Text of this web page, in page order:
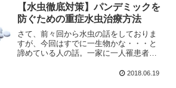
【水虫徹底対策】パンデミックを
防ぐための重症水虫治療方法
さて、前々回から水虫の話をしておりま
すが、今回はすでに一生物かな・・・と
諦めている人の話。一家に一人罹患者が
ります。そうしてその感染者は、公衆の
2018.06.19